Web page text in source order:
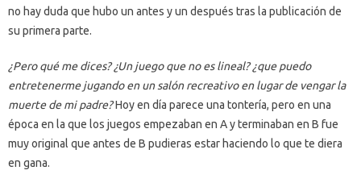
no hay duda que hubo un antes y un después tras la publicación de
su primera parte.
¿Pero qué me dices? ¿Un juego que no es lineal? ¿que puedo
entretenerme jugando en un salón recreativo en lugar de vengar la
muerte de mi padre?Hoy en día parece una tontería, pero en una
época en la que los juegos empezaban en A y terminaban en B fue
muy original que antes de B pudieras estar haciendo lo que te diera
en gana.